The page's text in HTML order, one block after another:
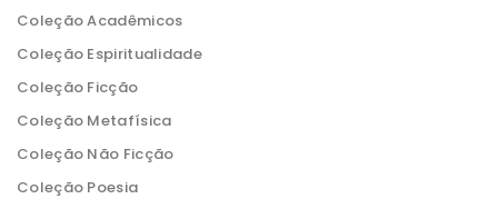
Coleção Acadêmicos
Coleção Espiritualidade
Coleção Ficção
Coleção Metafísica
Coleção Não Ficção
Coleção Poesia